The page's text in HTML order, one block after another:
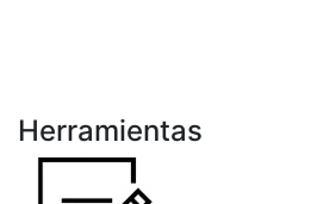
Herramientas